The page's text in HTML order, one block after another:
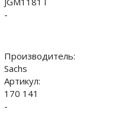
-
Производитель:
Sachs
Артикул:
170 141
-